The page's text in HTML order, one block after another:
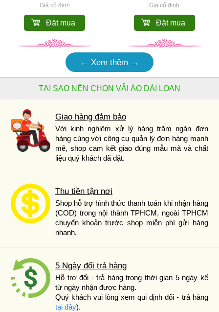
Giá cố định
Đặt mua
Giá cố định
Đặt mua
← Xem thêm →
TẠI SAO NÊN CHỌN VẢI ÁO DÀI LOAN
Giao hàng đảm bảo
Với kinh nghiệm xử lý hàng trăm ngàn đơn
hàng cùng với công cụ quản lý đơn hàng mạnh
mẽ, shop cam kết giao đúng mẫu mã và chất
liệu quý khách đã đặt.
Thu tiền tận nơi
Shop hỗ trợ hình thức thanh toán khi nhận hàng
(COD) trong nội thành TPHCM, ngoài TPHCM
chuyển khoản trước shop miễn phí gửi hàng
nhanh.
5 Ngày đổi trả hàng
Hỗ trợ đổi - trả hàng trong thời gian 5 ngày kể
từ ngày nhận được hàng.
Quý khách vui lòng xem qui định đổi - trả hàng
tại đây).